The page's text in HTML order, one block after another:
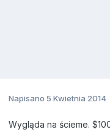
Napisano 5 Kwietnia 2014
Wygląda na ścieme.